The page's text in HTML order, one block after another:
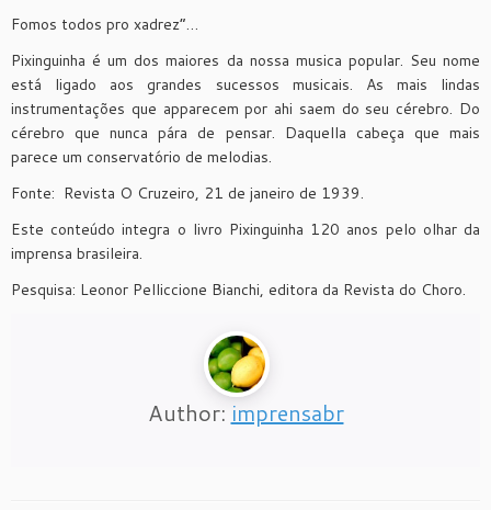
Fomos todos pro xadrez”…
Pixinguinha é um dos maiores da nossa musica popular. Seu nome
está ligado aos grandes sucessos musicais. As mais lindas
instrumentações que apparecem por ahi saem do seu cérebro. Do
cérebro que nunca pára de pensar. Daquella cabeça que mais
parece um conservatório de melodias.
Fonte: Revista O Cruzeiro, 21 de janeiro de 1939.
Este conteúdo integra o livro Pixinguinha 120 anos pelo olhar da
imprensa brasileira.
Pesquisa: Leonor Pelliccione Bianchi, editora da Revista do Choro.
Author: imprensabr